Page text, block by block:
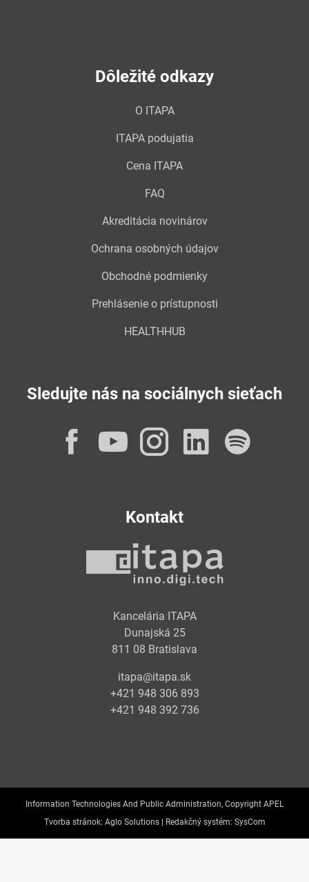
Dôležité odkazy
O ITAPA
ITAPA podujatia
Cena ITAPA
FAQ
Akreditácia novinárov
Ochrana osobných údajov
Obchodné podmienky
Prehlásenie o prístupnosti
HEALTHHUB
Sledujte nás na sociálnych sieťach
Facebook
YouTube
Instagram
Kontakt
Kancelária ITAPA
Dunajská 25
811 08 Bratislava
itapa@itapa.sk
+421 948 306 893
+421 948 392 736
Information Technologies And Public Administration, Copyright APEL
Tvorba stránok: Aglo Solutions | Redakčný systém: SysCom